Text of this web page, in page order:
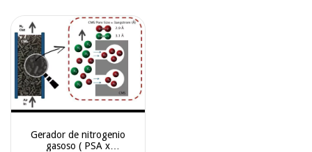
Gerador de nitrogenio
gasoso ( PSA x